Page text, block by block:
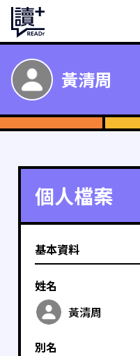
黃清周
個人檔案
基本資料
姓名
黃清周
別名